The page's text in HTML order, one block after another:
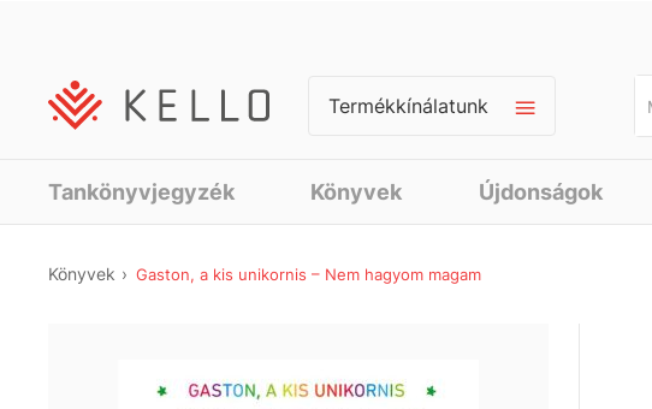
Termékkínálatunk
Tankönyvjegyzék Könyvek Újdonságok
Könyvek Gaston, a kis unikornis – Nem hagyom magam